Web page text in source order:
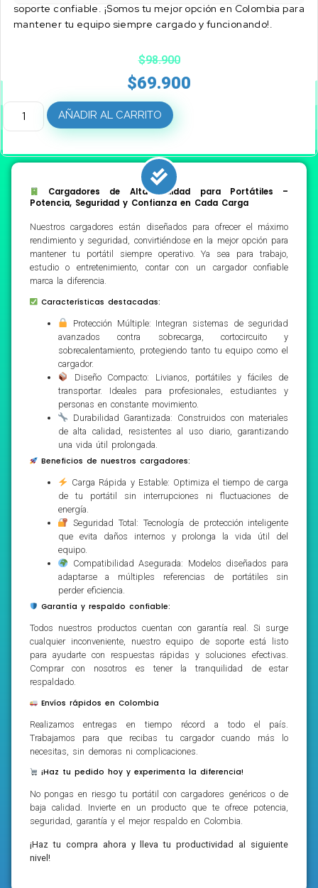
soporte confiable. ¡Somos tu mejor opción en Colombia para
mantener tu equipo siempre cargado y funcionando!.
$98.900
$69.900
AÑADIR AL CARRITO
Cargadores de Alta Calidad para Portátiles –
Potencia, Seguridad y Confianza en Cada Carga
Nuestros cargadores están diseñados para ofrecer el máximo
rendimiento y seguridad, convirtiéndose en la mejor opción para
mantener tu portátil siempre operativo. Ya sea para trabajo,
estudio o entretenimiento, contar con un cargador confiable
marca la diferencia.
Características destacadas:
Protección Múltiple: Integran sistemas de seguridad
avanzados contra sobrecarga, cortocircuito y
sobrecalentamiento, protegiendo tanto tu equipo como el
cargador.
Diseño Compacto: Livianos, portátiles y fáciles de
transportar. Ideales para profesionales, estudiantes y
personas en constante movimiento.
Durabilidad Garantizada: Construidos con materiales
de alta calidad, resistentes al uso diario, garantizando
una vida útil prolongada.
Beneficios de nuestros cargadores:
Carga Rápida y Estable: Optimiza el tiempo de carga
de tu portátil sin interrupciones ni fluctuaciones de
energía.
Seguridad Total: Tecnología de protección inteligente
que evita daños internos y prolonga la vida útil del
equipo.
Compatibilidad Asegurada: Modelos diseñados para
adaptarse a múltiples referencias de portátiles sin
perder eficiencia.
Garantía y respaldo confiable:
Todos nuestros productos cuentan con garantía real. Si surge
cualquier inconveniente, nuestro equipo de soporte está listo
para ayudarte con respuestas rápidas y soluciones efectivas.
Comprar con nosotros es tener la tranquilidad de estar
respaldado.
Envíos rápidos en Colombia
Realizamos entregas en tiempo récord a todo el país.
Trabajamos para que recibas tu cargador cuando más lo
necesitas, sin demoras ni complicaciones.
¡Haz tu pedido hoy y experimenta la diferencia!
No pongas en riesgo tu portátil con cargadores genéricos o de
baja calidad. Invierte en un producto que te ofrece potencia,
seguridad, garantía y el mejor respaldo en Colombia.
¡Haz tu compra ahora y lleva tu productividad al siguiente
nivel!